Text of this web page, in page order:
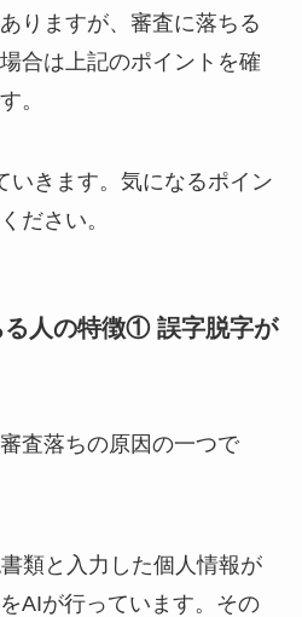
りますが、審査に落ちる
合は上記のポイントを確
。
いきます。気になるポイン
ださい。
人の特徴① 誤字脱字が
査落ちの原因の一つで
類と入力した個人情報が
AIが行っています。その